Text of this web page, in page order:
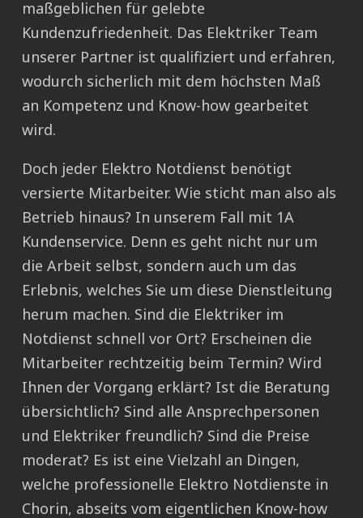
maßgeblichen für gelebte
Kundenzufriedenheit. Das Elektriker Team
unserer Partner ist qualifiziert und erfahren,
wodurch sicherlich mit dem höchsten Maß
an Kompetenz und Know-how gearbeitet
wird.
Doch jeder Elektro Notdienst benötigt
versierte Mitarbeiter. Wie sticht man also als
Betrieb hinaus? In unserem Fall mit 1A
Kundenservice. Denn es geht nicht nur um
die Arbeit selbst, sondern auch um das
Erlebnis, welches Sie um diese Dienstleitung
herum machen. Sind die Elektriker im
Notdienst schnell vor Ort? Erscheinen die
Mitarbeiter rechtzeitig beim Termin? Wird
Ihnen der Vorgang erklärt? Ist die Beratung
übersichtlich? Sind alle Ansprechpersonen
und Elektriker freundlich? Sind die Preise
moderat? Es ist eine Vielzahl an Dingen,
welche professionelle Elektro Notdienste in
Chorin, abseits vom eigentlichen Know-how